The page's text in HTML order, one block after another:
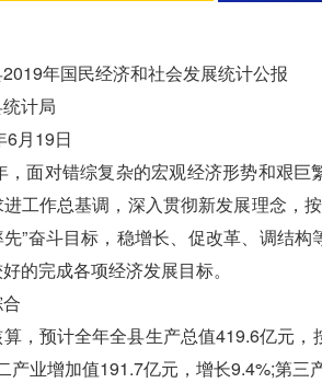
年国民经济和社会发展统计公报
计局
月19日
对错综复杂的宏观经济形势和艰巨
工作总基调，深入贯彻新发展理念，
”奋斗目标，稳增长、促改革、调结
的完成各项经济发展目标。
预计全年全县生产总值419.6亿元，
产业增加值191.7亿元，增长9.4%;第